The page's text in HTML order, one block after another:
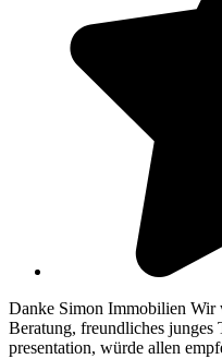
Danke Simon Immobilien Wir
Beratung, freundliches junges
presentation, würde allen